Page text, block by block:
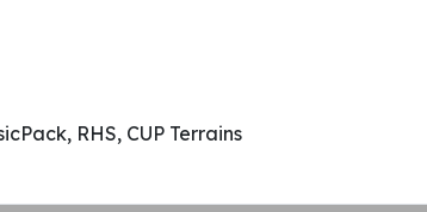
RHS, CUP Terrains